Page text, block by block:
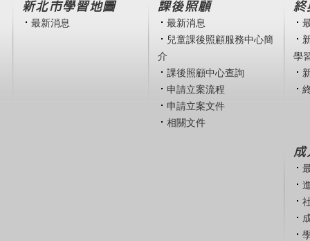
新北市學習地圖
最新消息
課後照顧
最新消息
兒童課後照顧服務中心簡
介
課後照顧中心查詢
申請立案流程
申請立案文件
相關文件
終
學